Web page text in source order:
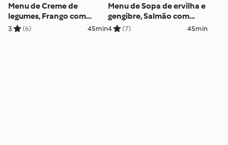
Menu de Creme de
legumes, Frango com
molho de mostarda e
3 (6) 45min
Menu de Sopa de ervilha e
gengibre, Salmão com
limão siciliano, brócolis e
4 (7) 45min